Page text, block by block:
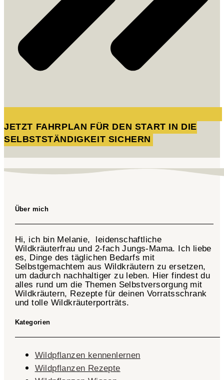
JETZT FAHRPLAN FÜR DEN START IN DIE
SELBSTSTÄNDIGKEIT SICHERN
Über mich
Hi, ich bin Melanie, leidenschaftliche
Wildkräuterfrau und 2-fachJungs-Mama. Ich liebe
es, Dinge des täglichen Bedarfs mit
Selbstgemachtem aus Wildkräutern zu ersetzen,
um dadurch nachhaltiger zu leben. Hier findest du
alles rund um die Themen Selbstversorgung mit
Wildkräutern, Rezepte für deinen Vorratsschrank
und tolle Wildkräuterporträts.
Kategorien
Wildpflanzen kennenlernen
Wildpflanzen Rezepte